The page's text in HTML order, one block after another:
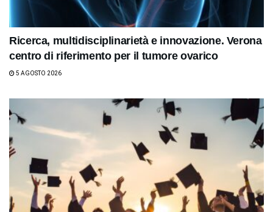
Ricerca, multidisciplinarietà e innovazione. Verona
centro di riferimento per il tumore ovarico
5 AGOSTO 2026